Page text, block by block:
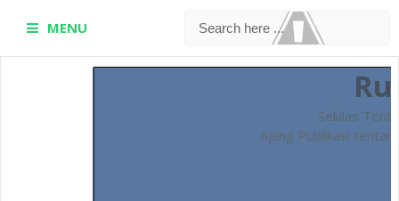
MENU
Sekilas
Ajang Publikasi